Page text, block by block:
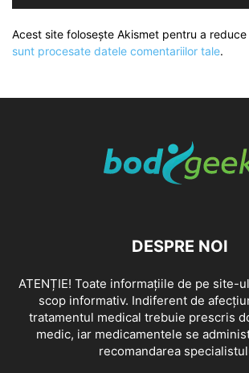
Acest site folosește Akismet pentru a reduce
sunt procesate datele comentariilor tale.
DESPRE NOI
ATENȚIE! Toate informațiile de pe site-
scop informativ. Indiferent de
tratamentul medical trebuie prescris
medic, iar medicamentele se
recomandarea